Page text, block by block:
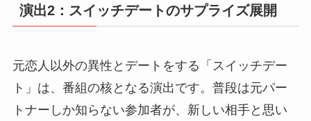
演出2：スイッチデートのサプライズ展開
元恋人以外の異性とデートをする「スイッチデー
ト」は、番組の核となる演出です。普段は元パー
トナーしか知らない参加者が、新しい相手と思い